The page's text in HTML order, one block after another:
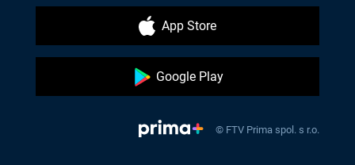
App Store
Google Play
© FTV Prima spol. s r.o.